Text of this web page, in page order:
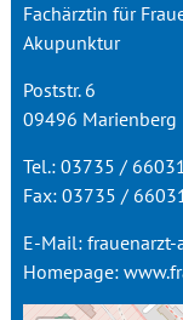
Fachärztin für
Akupunktur
Poststr. 6
09496 Marienberg
Tel.: 03735 /
Fax: 03735 /
E-Mail:
Homepage: